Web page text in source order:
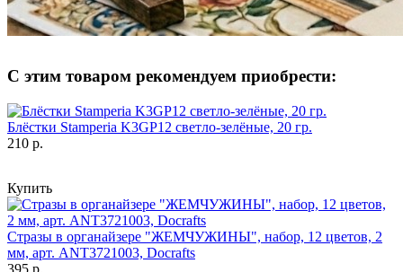
С этим товаром рекомендуем приобрести:
Блёстки Stamperia K3GP12 светло-зелёные, 20 гр.
210 р.
Купить
Стразы в органайзере "ЖЕМЧУЖИНЫ", набор, 12 цветов, 2
мм, арт. ANT3721003, Docrafts
395 р.